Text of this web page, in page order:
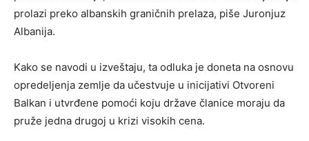
prolazi preko albanskih graničnih prelaza, piše Juronjuz
Albanija.
Kako se navodi u izveštaju, ta odluka je doneta na osnovu
opredeljenja zemlje da učestvuje u inicijativi Otvoreni
Balkan i utvrđene pomoći koju države članice moraju da
pruže jedna drugoj u krizi visokih cena.